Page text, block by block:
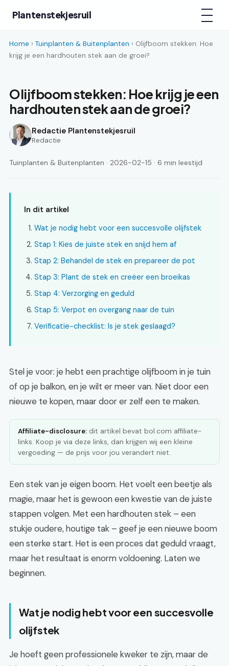
Plantenstekjesruil
Home › Tuinplanten & Buitenplanten › Olijfboom stekken: Hoe
krijg je een hardhouten stek aan de groei?
Olijfboom stekken: Hoe krijg je een
hardhouten stek aan de groei?
Redactie Plantenstekjesruil
Redactie
Tuinplanten & Buitenplanten · 2026-02-15 · 6 min leestijd
In dit artikel
Wat je nodig hebt voor een succesvolle olijfstek
Stap 1: Kies de juiste stek en snijd hem af
Stap 2: Behandel de stek en prepareer de pot
Stap 3: Plant de stek en creëer een broeikas
Stap 4: Verzorging en geduld
Stap 5: Verpot en overgang naar de tuin
Verificatie-checklist: Is je stek geslaagd?
Stel je voor: je hebt een prachtige olijfboom in je tuin
of op je balkon, en je wilt er meer van. Niet door een
nieuwe te kopen, maar door er zelf een te maken.
Affiliate-disclosure: dit artikel bevat bol.com affiliate-
links. Koop je via deze links, dan krijgen wij een kleine
vergoeding — de prijs voor jou verandert niet.
Een stek van je eigen boom. Het voelt een beetje als
magie, maar het is gewoon een kwestie van de juiste
stappen volgen. Met een hardhouten stek – een
stukje oudere, houtige tak – geef je een nieuwe boom
een sterke start. Het is een proces dat geduld vraagt,
maar het resultaat is enorm voldoening. Laten we
beginnen.
Wat je nodig hebt voor een succesvolle
olijfstek
Je hoeft geen professionele kweker te zijn, maar de